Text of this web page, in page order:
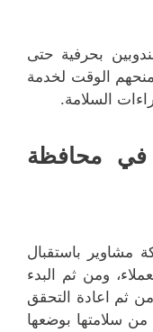
بحرفية حتى
الوقت لخدمة
السلامة.
محافظة
مشاوير باستقبال
ومن ثم البدء
ثم اعادة التحقق
من سلامتها بوضعها